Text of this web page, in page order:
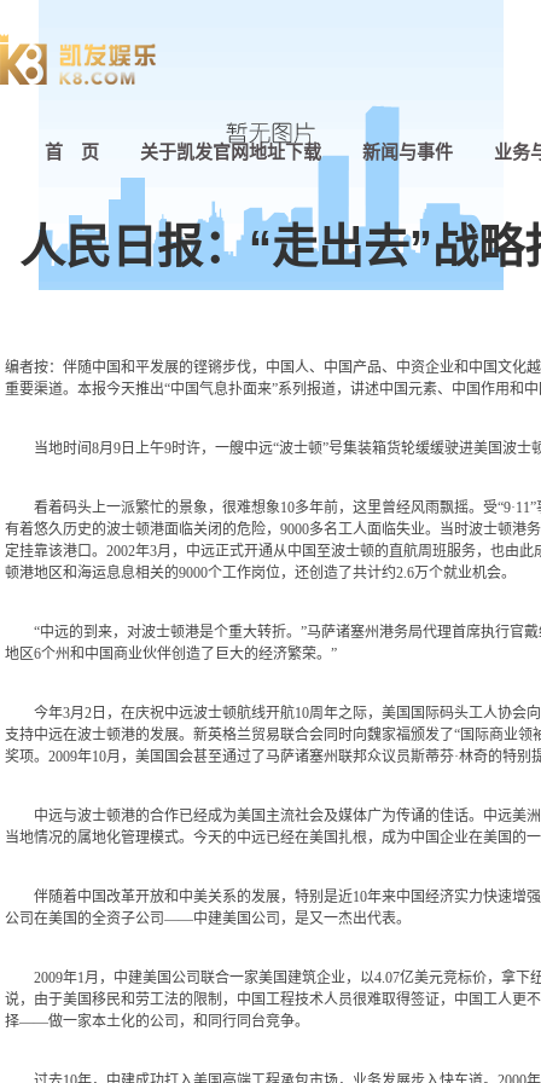
首 页 关于凯发官网地址下载 新闻与事件 业务
人民日报：“走出去”战
编者按：伴随中国和平发展的铿锵步伐，中国人、中国产品、中资企业和中国文
重要渠道。本报今天推出“中国气息扑面来”系列报道，讲述中国元素、中国作用和
当地时间8月9日上午9时许，一艘中远“波士顿”号集装箱货轮缓缓驶进美国波士
看着码头上一派繁忙的景象，很难想象10多年前，这里曾经风雨飘摇。受
有着悠久历史的波士顿港面临关闭的危险，9000多名工人面临失业。当时波士顿
定挂靠该港口。2002年3月，中远正式开通从中国至波士顿的直航周班服务，也由
顿港地区和海运息息相关的9000个工作岗位，还创造了共计约2.6万个就业机会。
“中远的到来，对波士顿港是个重大转折。”马萨诸塞州港务局代理首席执行官
地区6个州和中国商业伙伴创造了巨大的经济繁荣。”
今年3月2日，在庆祝中远波士顿航线开航10周年之际，美国国际码头工人协会
支持中远在波士顿港的发展。新英格兰贸易联合会同时向魏家福颁发了“国际商业
奖项。2009年10月，美国国会甚至通过了马萨诸塞州联邦众议员斯蒂芬·林奇的特别
中远与波士顿港的合作已经成为美国主流社会及媒体广为传诵的佳话。中远美
当地情况的属地化管理模式。今天的中远已经在美国扎根，成为中国企业在美国的
伴随着中国改革开放和中美关系的发展，特别是近10年来中国经济实力快速增
公司在美国的全资子公司——中建美国公司，是又一杰出代表。
2009年1月，中建美国公司联合一家美国建筑企业，以4.07亿美元竞标价，拿下
说，由于美国移民和劳工法的限制，中国工程技术人员很难取得签证，中国工人
择——做一家本土化的公司，和同行同台竞争。